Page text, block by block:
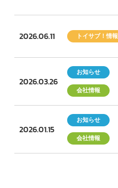
2026.06.11 トイサブ！情報
2026.03.26
お知らせ
会社情報
2026.01.15
お知らせ
会社情報